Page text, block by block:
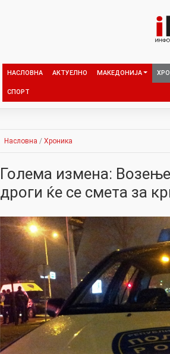
НАСЛОВНА АКТУЕЛНО МАКЕДОНИЈА
СПОРТ
Насловна / Хроника
Голема измена:
дроги ќе се смета за